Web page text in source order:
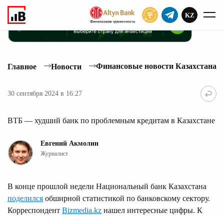
KZ
Главное Новости Финансовые новости Казахстана
30 сентября 2024 в 16:27
ВТБ — худший банк по проблемным кредитам в Казахстане
Евгений Акмолин
Журналист
В конце прошлой недели Национальный банк Казахстана
поделился обширной статистикой по банковскому сектору.
Корреспондент Bizmedia.kz нашел интересные цифры. К